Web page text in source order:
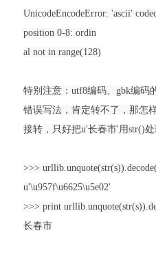
UnicodeEncodeError: 'ascii'
position 0-8: ordin
al not in range(128)
特别注意：utf8编码、gbk编码
错误写法，肯定转不了，那怎
接转，只好把u'长春市'用str()
>>>
u'\u957f\u6625\u5e02'
>>> print
长春市